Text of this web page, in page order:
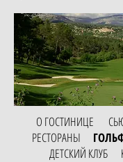
О ГОСТИНИЦЕ
РЕСТОРАНЫ
ДЕТСКИЙ КЛУБ